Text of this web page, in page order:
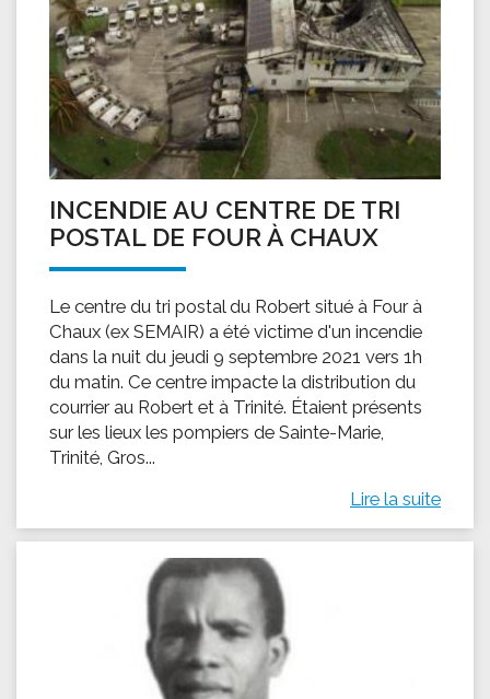
INCENDIE AU CENTRE DE TRI
POSTAL DE FOUR À CHAUX
Le centre du tri postal du Robert situé à Four à
Chaux (ex SEMAIR) a été victime d'un incendie
dans la nuit du jeudi 9 septembre 2021 vers 1h
du matin. Ce centre impacte la distribution du
courrier au Robert et à Trinité. Étaient présents
sur les lieux les pompiers de Sainte-Marie,
Trinité, Gros...
Lire la suite